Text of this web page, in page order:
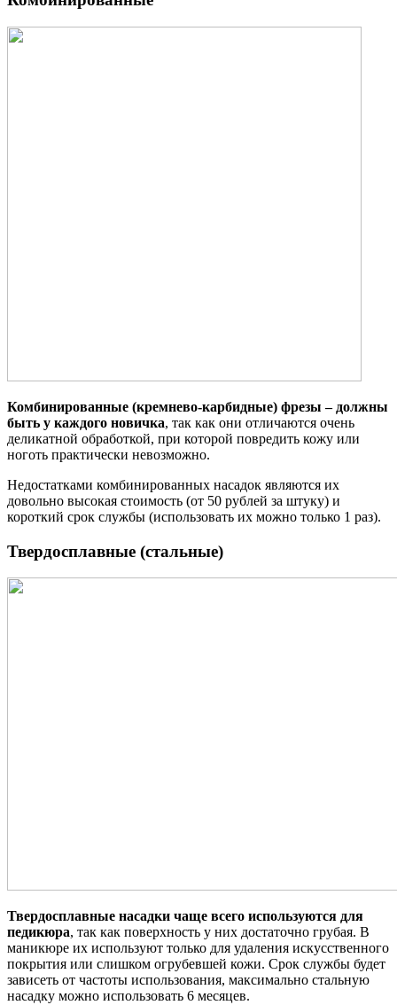
Комбинированные (кремнево-карбидные) фрезы – должны
быть у каждого новичка, так как они отличаются очень
деликатной обработкой, при которой повредить кожу или
ноготь практически невозможно.
Недостатками комбинированных насадок являются их
довольно высокая стоимость (от 50 рублей за штуку) и
короткий срок службы (использовать их можно только 1 раз).
Твердосплавные (стальные)
Твердосплавные насадки чаще всего используются для
педикюра, так как поверхность у них достаточно грубая. В
маникюре их используют только для удаления искусственного
покрытия или слишком огрубевшей кожи. Срок службы будет
зависеть от частоты использования, максимально стальную
насадку можно использовать 6 месяцев.